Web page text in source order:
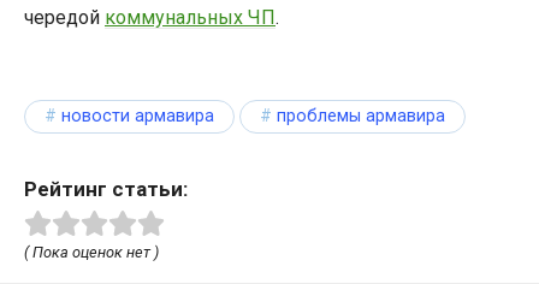
чередой коммунальных ЧП.
новости армавира проблемы армавира
Рейтинг статьи:
( Пока оценок нет )